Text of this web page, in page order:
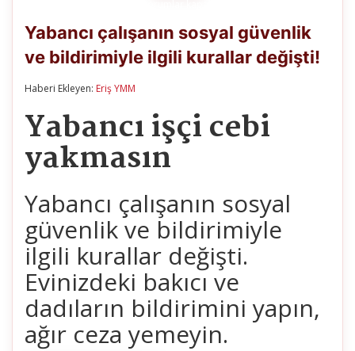
güvenlik
bildirimiyle
ilgili
için
Yabancı çalışanın sosyal güvenlik
ve bildirimiyle ilgili kurallar değişti!
Haberi Ekleyen: Eriş YMM
Yabancı işçi cebi
yakmasın
Yabancı çalışanın sosyal
güvenlik ve bildirimiyle
ilgili kurallar değişti.
Evinizdeki bakıcı ve
dadıların bildirimini yapın,
ağır ceza yemeyin.